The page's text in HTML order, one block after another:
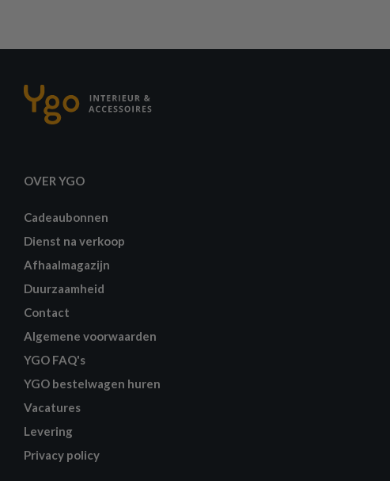
OVER YGO
Cadeaubonnen
Dienst na verkoop
Afhaalmagazijn
Duurzaamheid
Contact
Algemene voorwaarden
YGO FAQ's
YGO bestelwagen huren
Vacatures
Levering
Privacy policy